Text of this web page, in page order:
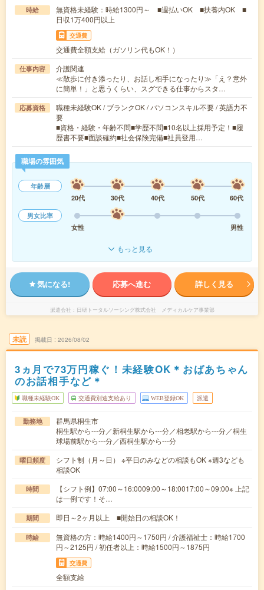
時給
無資格未経験：時給1300円～ ■週払いOK ■扶養内OK ■
日収1万400円以上
交通費
交通費全額支給（ガソリン代もOK！）
仕事内容
介護関連
≪散歩に付き添ったり、お話し相手になったり≫「え？意外
に簡単！」と思うくらい、スグできる仕事からスタ…
応募資格
職種未経験OK / ブランクOK / パソコンスキル不要 / 英語力不
要
■資格・経験・年齢不問■学歴不問■10名以上採用予定！■履
歴書不要■面談確約■社会保険完備■社員登用…
職場の雰囲気
年齢層
20代
30代 40代 50代
60代
男女比率
女性
男性
もっと見る
気になる! 応募へ進む 詳しく見る
派遣会社 日研トータルソーシング株式会社 メディカルケア事業部
未読 掲載日 2026/08/02
3ヵ月で73万円稼ぐ！未経験OK＊おばあちゃん
のお話相手など＊
職種未経験OK 交通費別途支給あり WEB登録OK 派遣
勤務地
群馬県桐生市
桐生駅から---分／新桐生駅から---分／相老駅から---分／桐生
球場前駅から---分／西桐生駅から---分
曜日頻度
シフト制（月～日） ※平日のみなどの相談もOK ※週3なども
相談OK
時間
【シフト例】07:00～16:0009:00～18:0017:00～09:00※ 上記
は一例です！そ…
期間 即日～2ヶ月以上 ■開始日の相談OK！
時給
無資格の方：時給1400円～1750円 / 介護福祉士：時給1700
円～2125円 / 初任者以上：時給1500円～1875円
交通費
全額支給